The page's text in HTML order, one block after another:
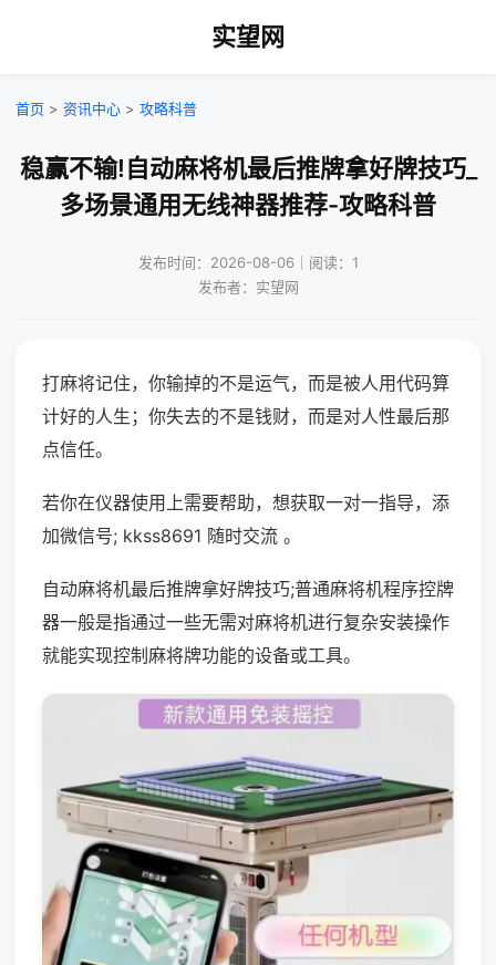
实望网
首页 > 资讯中心 > 攻略科普
稳赢不输!自动麻将机最后推牌拿好牌技巧_
多场景通用无线神器推荐-攻略科普
发布时间：2026-08-06｜阅读：1
发布者：实望网
打麻将记住，你输掉的不是运气，而是被人用代码算
计好的人生；你失去的不是钱财，而是对人性最后那
点信任。
若你在仪器使用上需要帮助，想获取一对一指导，添
加微信号; kkss8691 随时交流 。
自动麻将机最后推牌拿好牌技巧;普通麻将机程序控牌
器一般是指通过一些无需对麻将机进行复杂安装操作
就能实现控制麻将牌功能的设备或工具。